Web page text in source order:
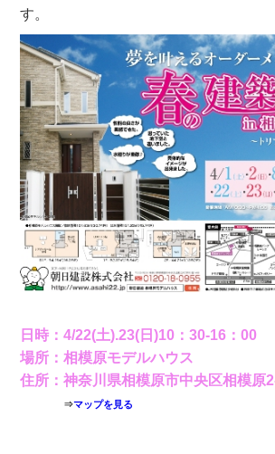
す。
日時：4/22(土).23(日)10：30-16：00
場所：相模原モデルハウス
住所：神奈川県相模原市中央区相模原
⇒マップを見る